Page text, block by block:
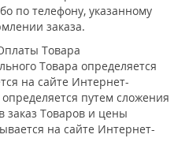
по телефону, указанному
заказа.
Товара
Товара определяется
на сайте Интернет-
путем сложения
заказ Товаров и цены
на сайте Интернет-